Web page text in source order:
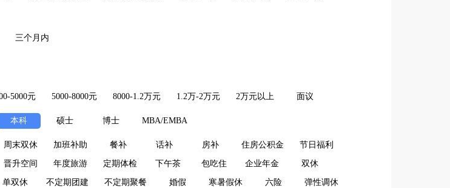
三个月内
5000元 5000-8000元 8000-1.2万元 1.2万-2万元 2万元以上 面议
本科 硕士 博士 MBA/EMBA
周末双休 加班补助 餐补 话补 房补 住房公积金 节日福利
晋升空间 年度旅游 定期体检 下午茶 包吃住 企业年金 双休
单双休 不定期团建 不定期聚餐 婚假 寒暑假休 六险 弹性调休